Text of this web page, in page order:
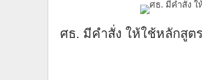
ศธ. มีคำสั่ง ให้ใช้หลักสูต